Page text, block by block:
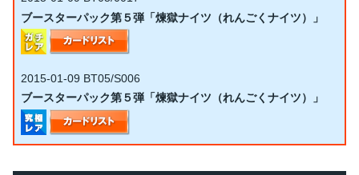
ブースターパック第５弾「煉獄ナイツ（れんごくナイツ）」
2015-01-09 BT05/S006
ブースターパック第５弾「煉獄ナイツ（れんごくナイツ）」